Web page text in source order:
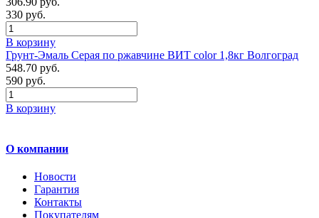
330 руб.
В корзину
Грунт-Эмаль Серая по ржавчине ВИТ color 1,8кг Волгоград
548.70 руб.
590 руб.
В корзину
О компании
Новости
Гарантия
Контакты
Покупателям